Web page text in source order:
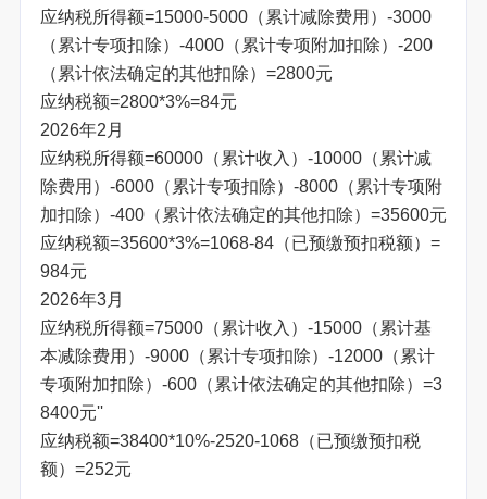
应纳税所得额=15000-5000（累计减除费用）-3000
（累计专项扣除）-4000（累计专项附加扣除）-200
（累计依法确定的其他扣除）=2800元
应纳税额=2800*3%=84元
2026年2月
应纳税所得额=60000（累计收入）-10000（累计减
除费用）-6000（累计专项扣除）-8000（累计专项附
加扣除）-400（累计依法确定的其他扣除）=35600元
应纳税额=35600*3%=1068-84（已预缴预扣税额）=
984元
2026年3月
应纳税所得额=75000（累计收入）-15000（累计基
本减除费用）-9000（累计专项扣除）-12000（累计
专项附加扣除）-600（累计依法确定的其他扣除）=3
8400元''
应纳税额=38400*10%-2520-1068（已预缴预扣税
额）=252元